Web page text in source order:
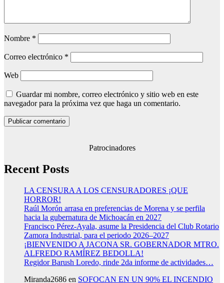
Nombre *
Correo electrónico *
Web
Guardar mi nombre, correo electrónico y sitio web en este
navegador para la próxima vez que haga un comentario.
Patrocinadores
Recent Posts
LA CENSURA A LOS CENSURADORES ¡QUE
HORROR!
Raúl Morón arrasa en preferencias de Morena y se perfila
hacia la gubernatura de Michoacán en 2027
Francisco Pérez-Ayala, asume la Presidencia del Club Rotario
Zamora Industrial, para el periodo 2026–2027
¡BIENVENIDO A JACONA SR. GOBERNADOR MTRO.
ALFREDO RAMÍREZ BEDOLLA!
Regidor Barush Loredo, rinde 2da informe de actividades…
Miranda2686 en SOFOCAN EN UN 90% EL INCENDIO